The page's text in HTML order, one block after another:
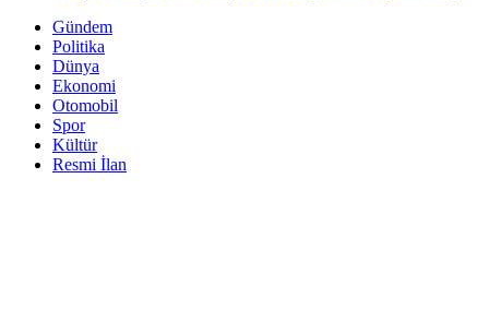
Gündem
Politika
Dünya
Ekonomi
Otomobil
Spor
Kültür
Resmi İlan